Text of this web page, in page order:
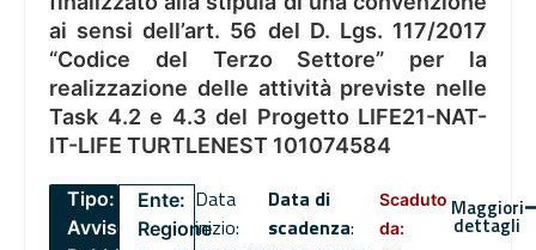
ai sensi dell’art. 56 del D. Lgs. 117/2017
“Codice del Terzo Settore” per la
realizzazione delle attività previste nelle
Task 4.2 e 4.3 del Progetto LIFE21-NAT-
IT-LIFE TURTLENEST 101074584
Tipo:
Avviso
Ente:
Regione
Data
inizio:
Data di
scadenza:
Scaduto
da:
Maggiori
dettagli